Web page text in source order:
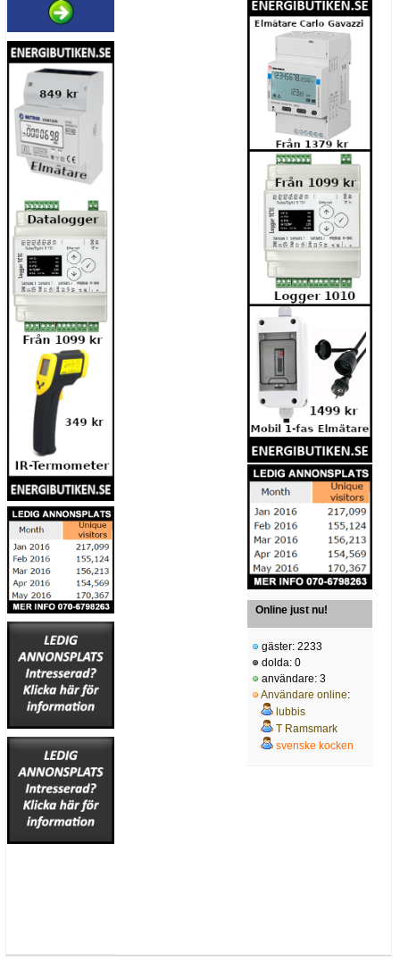
Online just nu!
gäster: 2233
dolda: 0
användare: 3
Användare online:
lubbis
T Ramsmark
svenske kocken